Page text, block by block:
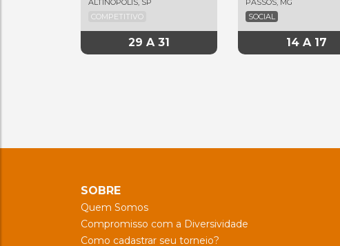
ALTINÓPOLIS
ALTINOPOLIS, SP
COMPETITIVO
29 A 31
PASSOS, MG
SOCIAL
14 A 17
SOBRE
Quem Somos
Compromisso com a Diversividade
Como cadastrar seu torneio?